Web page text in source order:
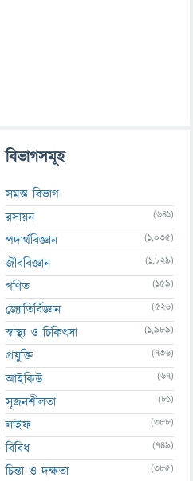
বিভাগসমূহ
সমস্ত বিভাগ
রসায়ন
(641)
পদার্থবিজ্ঞান (1,035)
জীববিজ্ঞান (1,829)
গণিত (159)
জ্যোতির্বিজ্ঞান (526)
স্বাস্থ্য ও চিকিৎসা (1,989)
প্রযুক্তি (736)
আইকিউ (67)
সৃজনশীলতা (81)
লাইফ (388)
বিবিধ (749)
চিন্তা ও দক্ষতা (385)